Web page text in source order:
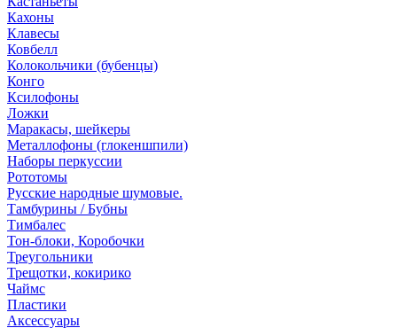
Кахоны
Клавесы
Ковбелл
Колокольчики (бубенцы)
Конго
Ксилофоны
Ложки
Маракасы, шейкеры
Металлофоны (глокеншпили)
Наборы перкуссии
Рототомы
Русские народные шумовые.
Тамбурины / Бубны
Тимбалес
Тон-блоки, Коробочки
Треугольники
Трещотки, кокирико
Чаймс
Пластики
Аксессуары